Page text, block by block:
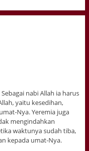
nabi Allah ia harus
yaitu kesedihan,
Nya. Yeremia juga
mengindahkan
waktunya sudah tiba,
kepada umat-Nya.